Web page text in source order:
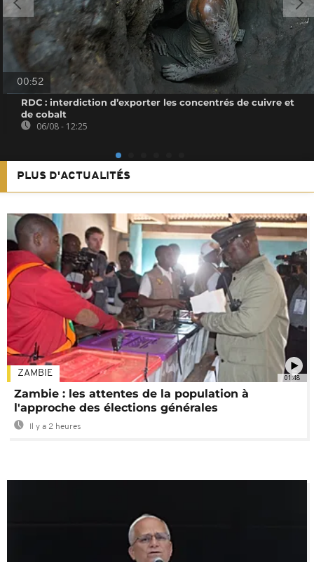
00:52
RDC : interdiction d’exporter les concentrés de cuivre et
de cobalt
06/08 - 12:25
PLUS D'ACTUALITÉS
01:48
ZAMBIE
Zambie : les attentes de la population à
l'approche des élections générales
Il y a 2 heures